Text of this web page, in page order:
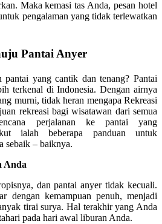
Maka kemasi tas Anda, pesan hotel
pengalaman yang tidak terlewatkan
Pantai Anyer
yang cantik dan tenang? Pantai
terkenal di Indonesia. Dengan airnya
murni, tidak heran mengapa Rekreasi
rekreasi bagi wisatawan dari semua
perjalanan ke pantai yang
ialah beberapa panduan untuk
sebaik – baiknya.
Anda
dan pantai anyer tidak kecuali.
dengan kemampuan penuh, menjadi
tirai surya. Hal terakhir yang Anda
pada hari awal liburan Anda.